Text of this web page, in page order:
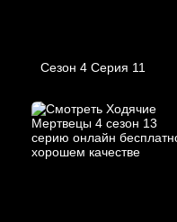
Сезон 4 Серия 11